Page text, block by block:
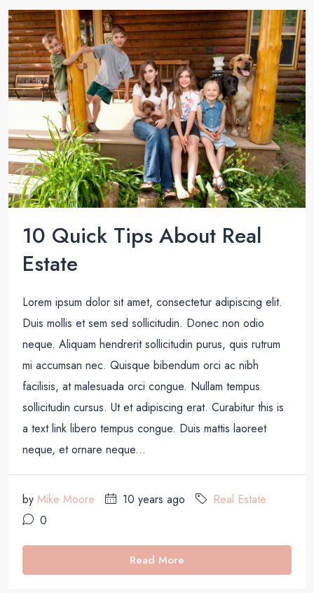
10 Quick Tips About Real
Estate
Lorem ipsum dolor sit amet, consectetur adipiscing elit.
Duis mollis et sem sed sollicitudin. Donec non odio
neque. Aliquam hendrerit sollicitudin purus, quis rutrum
mi accumsan nec. Quisque bibendum orci ac nibh
facilisis, at malesuada orci congue. Nullam tempus
sollicitudin cursus. Ut et adipiscing erat. Curabitur this is
a text link libero tempus congue. Duis mattis laoreet
neque, et ornare neque...
by Mike Moore 10 years ago
Real Estate
0
Read More